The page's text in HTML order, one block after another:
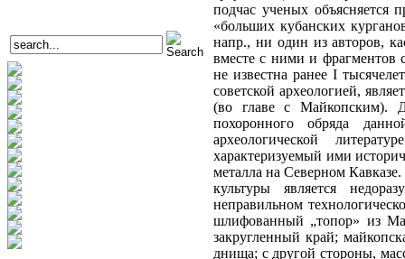
подчас ученых объясняется
«больших кубанских
напр., ни один из авторов,
вместе с ними и фрагментов
не известна ранее I
советской археологией,
(во главе с Майкопским).
похоронного обряда
археологической
характеризуемый ими
металла на Северном
культуры является
неправильном
шлифованный „топор» из
закругленный край;
днища; с другой стороны,